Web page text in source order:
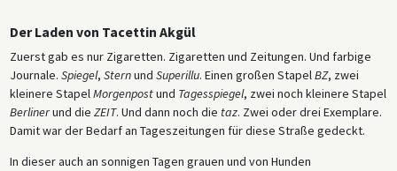
Der Laden von Tacettin Akgül
Zuerst gab es nur Zigaretten. Zigaretten und Zeitungen. Und farbige
Journale. Spiegel, Sternund Superillu. Einen großen StapelBZ, zwei
kleinere StapelMorgenpostund Tagesspiegel, zwei noch kleinere Stapel
Berlinerund die ZEIT. Und dann noch die taz. Zwei oder drei Exemplare.
Damit war der Bedarf an Tageszeitungen für diese Straße gedeckt.
In dieser auch an sonnigen Tagen grauen und von Hunden